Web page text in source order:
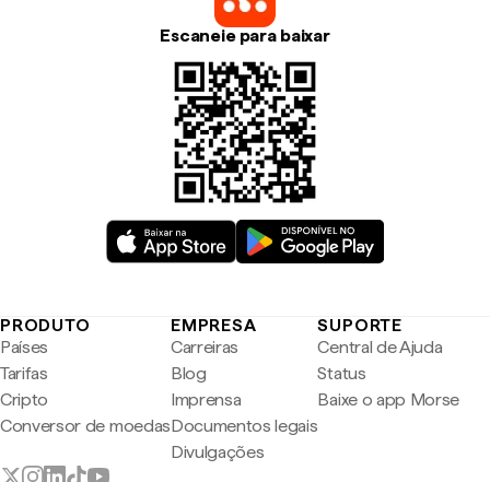
Escaneie para baixar
PRODUTO
Países
Tarifas
Cripto
Conversor de moedas
EMPRESA
Carreiras
Blog
Imprensa
Documentos legais
Divulgações
SUPORTE
Central de Ajuda
Status
Baixe o app Morse